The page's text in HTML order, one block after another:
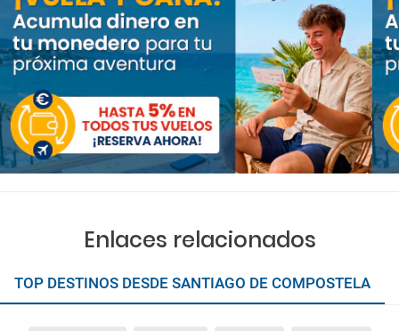
Enlaces relacionados
TOP DESTINOS DESDE SANTIAGO DE COMPOSTELA